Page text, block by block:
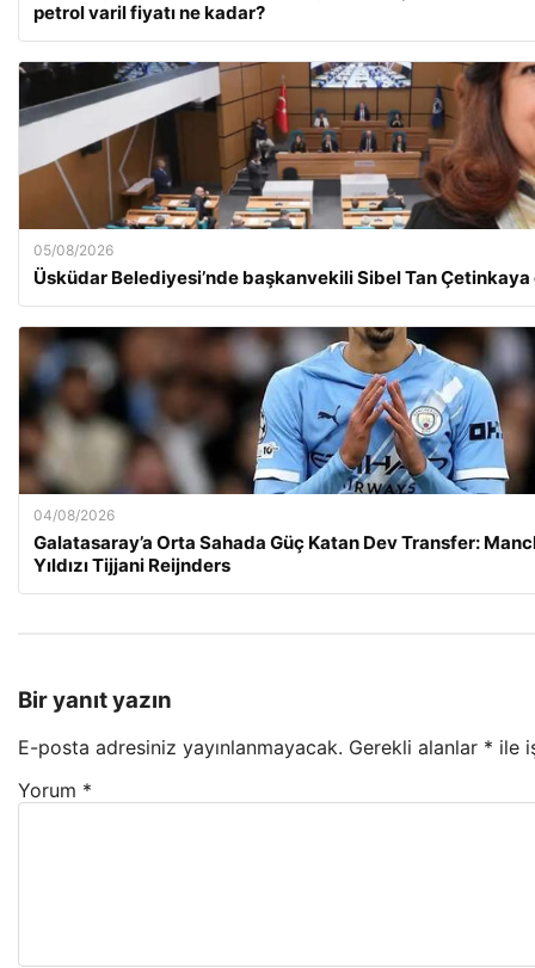
petrol varil fiyatı ne kadar?
05/08/2026
Üsküdar Belediyesi’nde başkanvekili Sibel Tan Çetinkaya
04/08/2026
Galatasaray’a Orta Sahada Güç Katan Dev Transfer:
Yıldızı Tijjani Reijnders
Bir yanıt yazın
E-posta adresiniz yayınlanmayacak. Gerekli alanlar * ile
Yorum *